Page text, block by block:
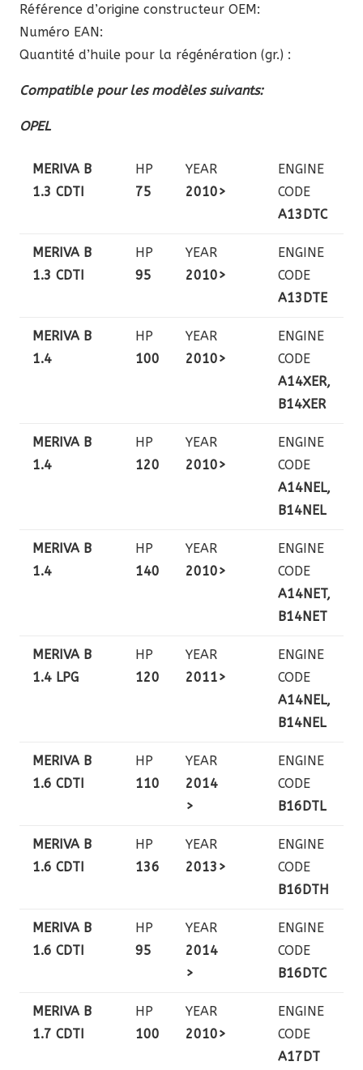
Référence d’origine constructeur OEM:
Numéro EAN:
Quantité d’huile pour la régénération (gr.) :
Compatible pour les modèles suivants:
OPEL
MERIVA B
1.3 CDTI
HP
75
YEAR
2010>
ENGINE
CODE
A13DTC
MERIVA B
1.3 CDTI
HP
95
YEAR
2010>
ENGINE
CODE
A13DTE
MERIVA B
1.4
HP
100
YEAR
2010>
ENGINE
CODE
A14XER,
B14XER
MERIVA B
1.4
HP
120
YEAR
2010>
ENGINE
CODE
A14NEL,
B14NEL
MERIVA B
1.4
HP
140
YEAR
2010>
ENGINE
CODE
A14NET,
B14NET
MERIVA B
1.4 LPG
HP
120
YEAR
2011>
ENGINE
CODE
A14NEL,
B14NEL
MERIVA B
1.6 CDTI
HP
110
YEAR
2014
>
ENGINE
CODE
B16DTL
MERIVA B
1.6 CDTI
HP
136
YEAR
2013>
ENGINE
CODE
B16DTH
MERIVA B
1.6 CDTI
HP
95
YEAR
2014
>
ENGINE
CODE
B16DTC
MERIVA B
1.7 CDTI
HP
100
YEAR
2010>
ENGINE
CODE
A17DT